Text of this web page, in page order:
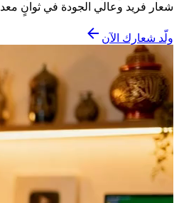
شعار فريد وعالي الجودة في ثوانٍ
ولّد شعارك الآن